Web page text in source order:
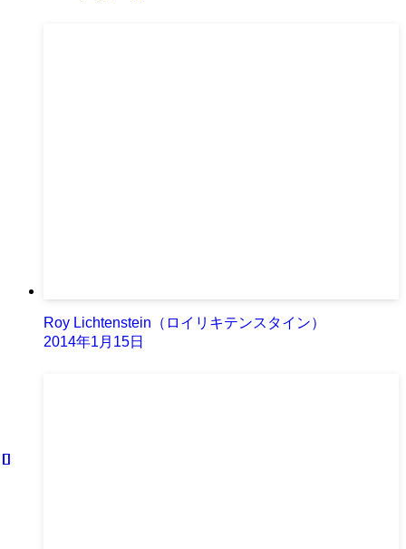
Roy Lichtenstein（ロイリキテンスタイン）
2014年1月15日